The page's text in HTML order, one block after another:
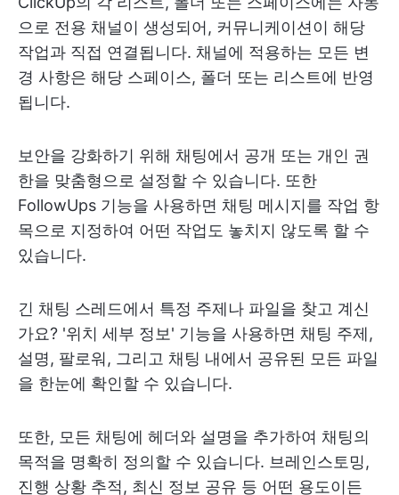
으로 전용 채널이 생성되어, 커뮤니케이션이 해당
작업과 직접 연결됩니다. 채널에 적용하는 모든 변
경 사항은 해당 스페이스, 폴더 또는 리스트에 반영
됩니다.
보안을 강화하기 위해 채팅에서 공개 또는 개인 권
한을 맞춤형으로 설정할 수 있습니다. 또한
FollowUps 기능을 사용하면 채팅 메시지를 작업 항
목으로 지정하여 어떤 작업도 놓치지 않도록 할 수
있습니다.
긴 채팅 스레드에서 특정 주제나 파일을 찾고 계신
가요? '위치 세부 정보' 기능을 사용하면 채팅 주제,
설명, 팔로워, 그리고 채팅 내에서 공유된 모든 파일
을 한눈에 확인할 수 있습니다.
또한, 모든 채팅에 헤더와 설명을 추가하여 채팅의
목적을 명확히 정의할 수 있습니다. 브레인스토밍,
진행 상황 추적, 최신 정보 공유 등 어떤 용도이든